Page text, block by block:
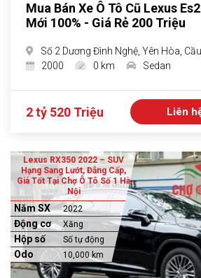
Mua Bán Xe Ô Tô Cũ Lexus
Mới 100% - Giá Rẻ 200 Triệu
Số 2 Dương Đình Nghệ, Yên Hòa,
2000
0 km Sedan
2 tỷ 520 Triệu Liên
Lexus RX350 2022 – SUV
Hạng Sang Lướt, Đẳng Cấp,
Giá Tốt Tại Chợ Ô Tô Số 1 Hà
Nội
Năm SX 2022
Động cơ Xăng
Hộp số Số tự động
Odo 10,000 km